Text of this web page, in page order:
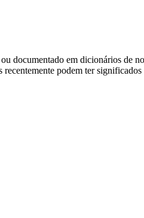
documentado em dicionários de
podem ter